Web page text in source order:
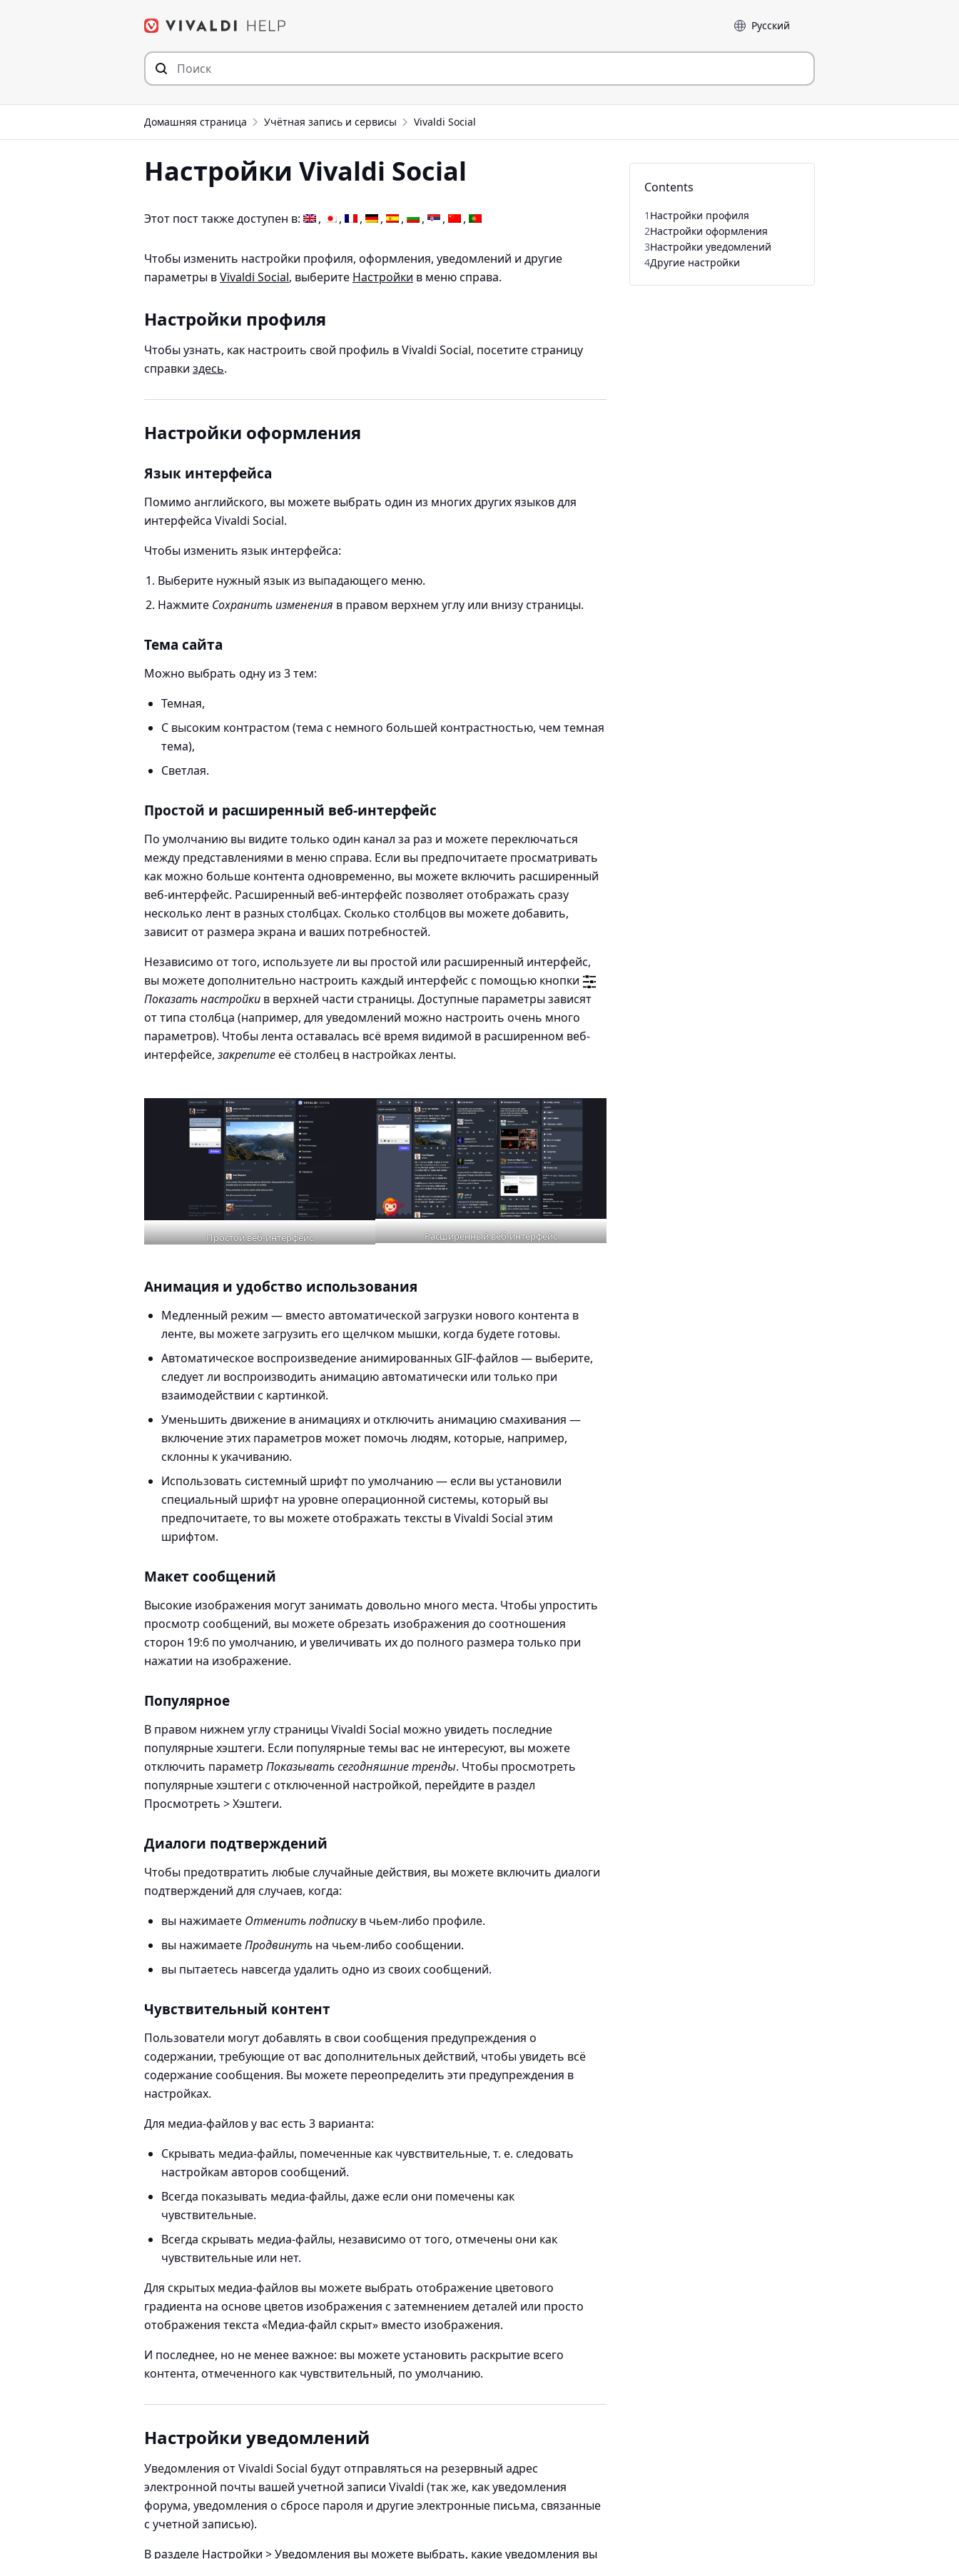
Language
Домашняя страница Учётная запись и сервисы Vivaldi Social
Настройки Vivaldi Social
Этот пост также доступен в:
Чтобы изменить настройки профиля, оформления, уведомлений и другие
параметры вVivaldi Social, выберите Настройки в меню справа.
Настройки профиля
Чтобы узнать, как настроить свой профиль в Vivaldi Social, посетите страницу
справки здесь.
Настройки оформления
Язык интерфейса
Помимо английского, вы можете выбрать один из многих других языков для
интерфейса Vivaldi Social.
Чтобы изменить язык интерфейса:
Выберите нужный язык из выпадающего меню.
Нажмите Сохранить изменения в правом верхнем углу или внизу страницы.
Тема сайта
Можно выбрать одну из 3 тем:
Темная,
С высоким контрастом (тема с немного большей контрастностью, чем темная
тема),
Светлая.
Простой и расширенный веб-интерфейс
По умолчанию вы видите только один канал за раз и можете переключаться
между представлениями в меню справа. Если вы предпочитаете просматривать
как можно больше контента одновременно, вы можете включить расширенный
веб-интерфейс. Расширенный веб-интерфейс позволяет отображать сразу
несколько лент в разных столбцах. Сколько столбцов вы можете добавить,
зависит от размера экрана и ваших потребностей.
Независимо от того, используете ли вы простой или расширенный интерфейс,
вы можете дополнительно настроить каждый интерфейс с помощью кнопки
Показать настройки в верхней части страницы. Доступные параметры зависят
от типа столбца (например, для уведомлений можно настроить очень много
параметров). Чтобы лента оставалась всё время видимой в расширенном веб-
интерфейсе, закрепитееё столбец в настройках ленты.
Простой веб-интерфейс Расширенный веб-интерфейс
Анимация и удобство использования
Медленный режим — вместо автоматической загрузки нового контента в
ленте, вы можете загрузить его щелчком мышки, когда будете готовы.
Автоматическое воспроизведение анимированных GIF-файлов— выберите,
следует ли воспроизводить анимацию автоматически или только при
взаимодействии с картинкой.
Уменьшить движение в анимациях и отключить анимацию смахивания —
включение этих параметров может помочь людям, которые, например,
склонны к укачиванию.
Использовать системный шрифт по умолчанию— если вы установили
специальный шрифт на уровне операционной системы, который вы
предпочитаете, то вы можете отображать тексты в Vivaldi Social этим
шрифтом.
Макет сообщений
Высокие изображения могут занимать довольно много места. Чтобы упростить
просмотр сообщений, вы можете обрезать изображения до соотношения
сторон 19:6 по умолчанию, и увеличивать их до полного размера только при
нажатии на изображение.
Популярное
В правом нижнем углу страницы Vivaldi Social можно увидеть последние
популярные хэштеги. Если популярные темы вас не интересуют, вы можете
отключить параметр Показывать сегодняшние тренды. Чтобы просмотреть
популярные хэштеги с отключенной настройкой, перейдите в раздел
Просмотреть > Хэштеги.
Диалоги подтверждений
Чтобы предотвратить любые случайные действия, вы можете включить диалоги
подтверждений для случаев, когда:
вы нажимаете Отменить подпискув чьем-либо профиле.
вы нажимаетеПродвинуть на чьем-либо сообщении.
вы пытаетесь навсегда удалить одно из своих сообщений.
Чувствительный контент
Пользователи могут добавлять в свои сообщения предупреждения о
содержании, требующие от вас дополнительных действий, чтобы увидеть всё
содержание сообщения. Вы можете переопределить эти предупреждения в
настройках.
Для медиа-файлов у вас есть 3 варианта:
Скрывать медиа-файлы, помеченные как чувствительные, т. е. следовать
настройкам авторов сообщений.
Всегда показывать медиа-файлы, даже если они помечены как
чувствительные.
Всегда скрывать медиа-файлы, независимо от того, отмечены они как
чувствительные или нет.
Для скрытых медиа-файлов вы можете выбрать отображение цветового
градиента на основе цветов изображения с затемнением деталей или просто
отображения текста «Медиа-файл скрыт» вместо изображения.
И последнее, но не менее важное: вы можете установить раскрытие всего
контента, отмеченного как чувствительный, по умолчанию.
Настройки уведомлений
Уведомления от Vivaldi Social будут отправляться на резервный адрес
электронной почты вашей учетной записи Vivaldi (так же, как уведомления
форума, уведомления о сбросе пароля и другие электронные письма, связанные
с учетной записью).
В разделе Настройки > Уведомления вы можете выбрать, какие уведомления вы
Contents
1 Настройки профиля
2Настройки оформления
3Настройки уведомлений
4Другие настройки